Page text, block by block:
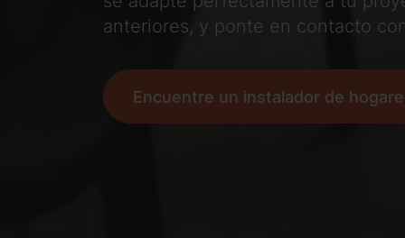
anteriores, y ponte en contacto
Encuentre un instalador de